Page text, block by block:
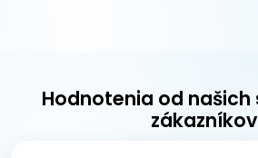
Hodnotenia od
zákazníkov